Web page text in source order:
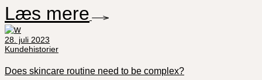
Læs mere
28. juli 2023
Kundehistorier
Does skincare routine need to be complex?